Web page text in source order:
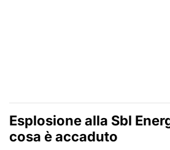
Esplosione alla Sbl
cosa è accaduto